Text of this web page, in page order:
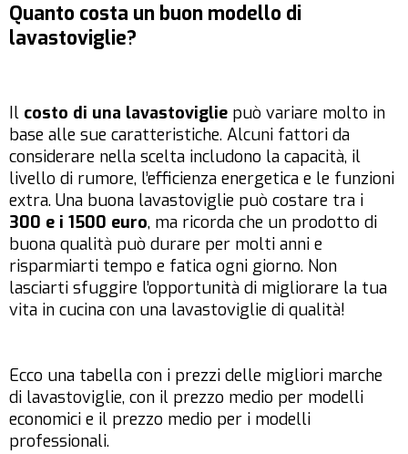
Quanto costa un buon modello di
lavastoviglie?
Il costo di una lavastoviglie può variare molto in
base alle sue caratteristiche. Alcuni fattori da
considerare nella scelta includono la capacità, il
livello di rumore, l’efficienza energetica e le funzioni
extra. Una buona lavastoviglie può costare tra i
300 e i 1500 euro, ma ricorda che un prodotto di
buona qualità può durare per molti anni e
risparmiarti tempo e fatica ogni giorno. Non
lasciarti sfuggire l’opportunità di migliorare la tua
vita in cucina con una lavastoviglie di qualità!
Ecco una tabella con i prezzi delle migliori marche
di lavastoviglie, con il prezzo medio per modelli
economici e il prezzo medio per i modelli
professionali.